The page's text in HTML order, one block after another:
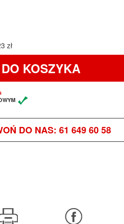
zł
DO KOSZYKA
DO NAS: 61 649 60 58